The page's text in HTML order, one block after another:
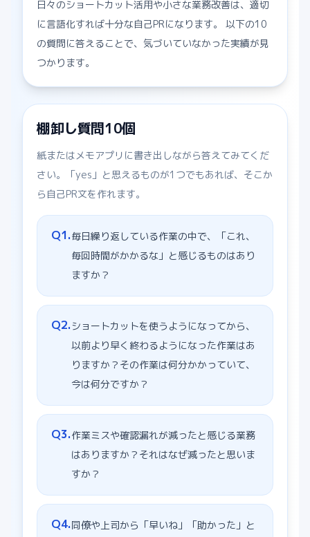
日々のショートカット活用や小さな業務改善は、適切
に言語化すれば十分な自己PRになります。 以下の10
の質問に答えることで、気づいていなかった実績が見
つかります。
棚卸し質問10個
紙またはメモアプリに書き出しながら答えてみてくだ
さい。「yes」と思えるものが1つでもあれば、そこか
ら自己PR文を作れます。
Q1.毎日繰り返している作業の中で、「これ、
毎回時間がかかるな」と感じるものはあり
ますか？
Q2. ショートカットを使うようになってから、
以前より早く終わるようになった作業はあ
りますか？その作業は何分かかっていて、
今は何分ですか？
Q3.作業ミスや確認漏れが減ったと感じる業務
はありますか？それはなぜ減ったと思いま
すか？
Q4.同僚や上司から「早いね」「助かった」と